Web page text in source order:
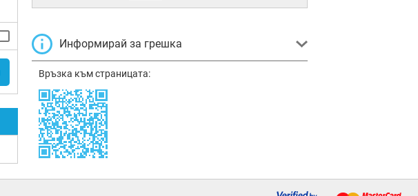
Информирай за грешка
Връзка към страницата: